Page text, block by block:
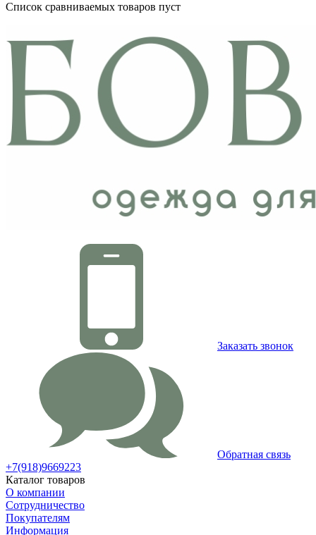
Список сравниваемых товаров пуст
Заказать звонок
Обратная связь
+7(918)9669223
Каталог товаров
О компании
Сотрудничество
Покупателям
Информация